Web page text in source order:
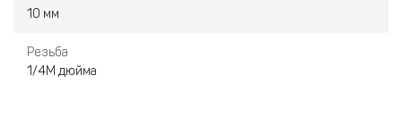
10 мм
Резьба
1/4M дюйма